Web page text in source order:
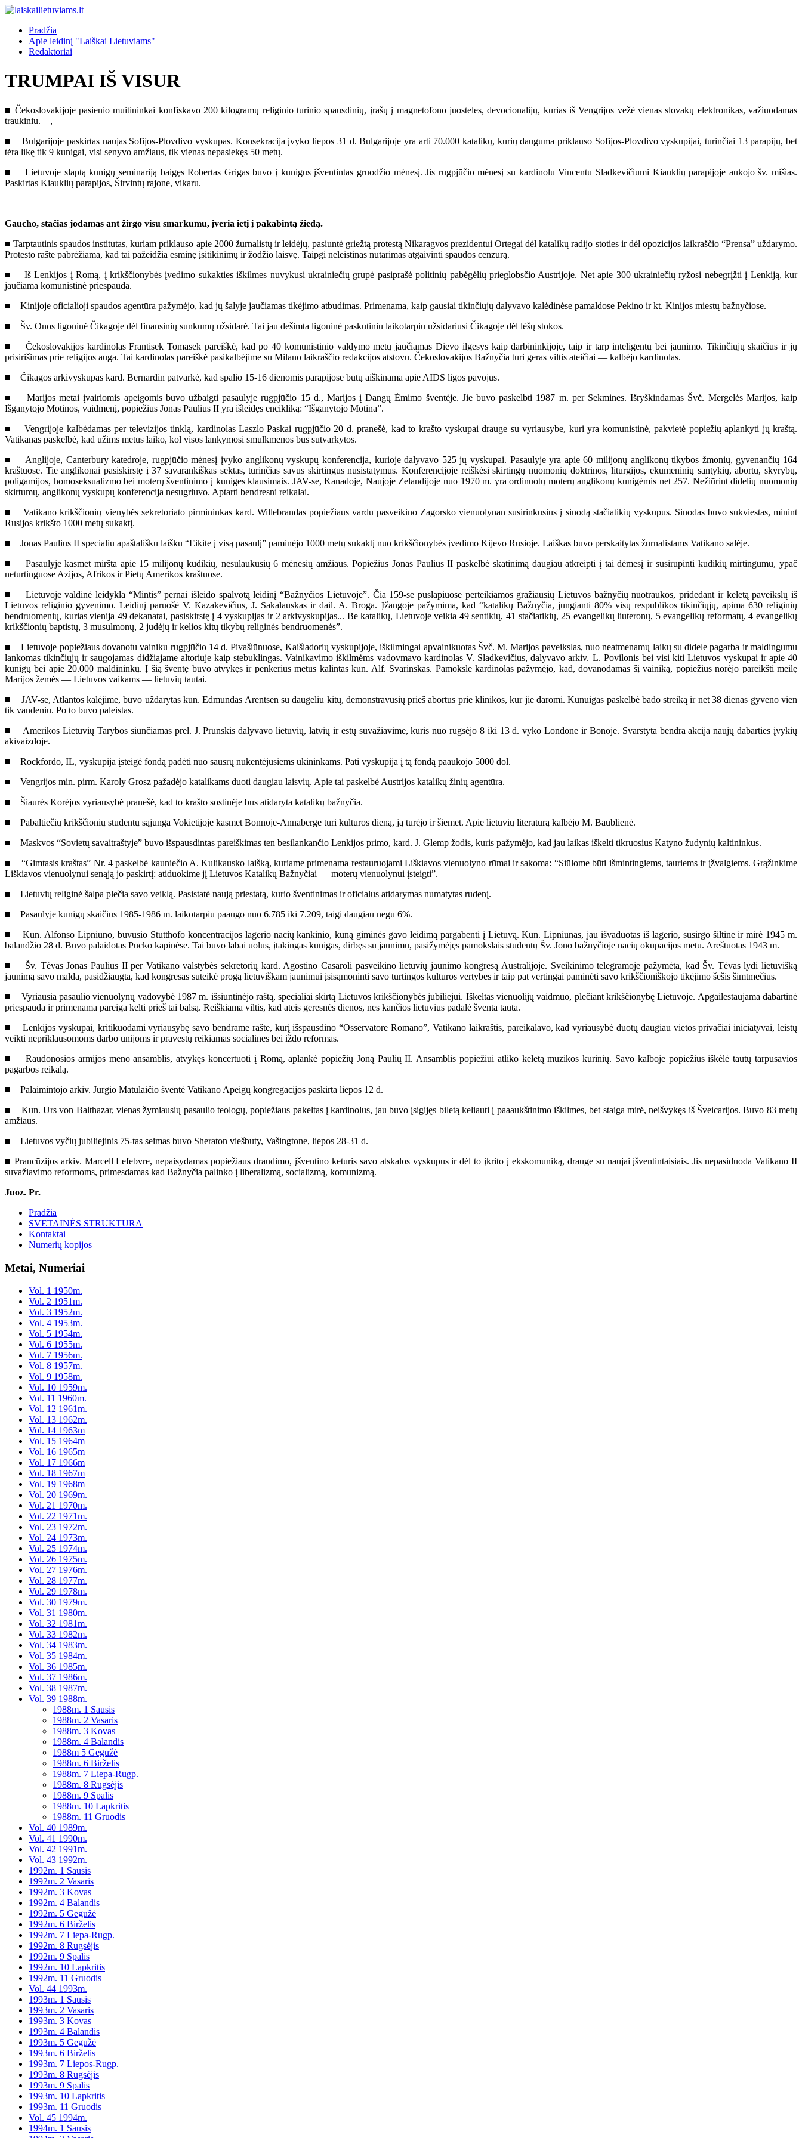
Pradžia
Apie leidinį "Laiškai Lietuviams"
Redaktoriai
TRUMPAI IŠ VISUR
■ Čekoslovakijoje pasienio muitininkai konfiskavo 200 kilogramų religinio turinio spausdinių, įrašų į magnetofono juosteles, devocionalijų, kurias iš Vengrijos vežė vienas slovakų elektronikas, važiuodamas
traukiniu. ,
■ Bulgarijoje paskirtas naujas Sofijos-Plovdivo vyskupas. Konsekracija įvyko liepos 31 d. Bulgarijoje yra arti 70.000 katalikų, kurių dauguma priklauso Sofijos-Plovdivo vyskupijai, turinčiai 13 parapijų, bet
tėra likę tik 9 kunigai, visi senyvo amžiaus, tik vienas nepasiekęs 50 metų.
■ Lietuvoje slaptą kunigų seminariją baigęs Robertas Grigas buvo į kunigus įšventintas gruodžio mėnesį. Jis rugpjūčio mėnesį su kardinolu Vincentu Sladkevičiumi Kiauklių parapijoje aukojo šv. mišias.
Paskirtas Kiauklių parapijos, Širvintų rajone, vikaru.
Gaucho, stačias jodamas ant žirgo visu smarkumu, įveria ietį į pakabintą žiedą.
■ Tarptautinis spaudos institutas, kuriam priklauso apie 2000 žurnalistų ir leidėjų, pasiuntė griežtą protestą Nikaragvos prezidentui Ortegai dėl katalikų radijo stoties ir dėl opozicijos laikraščio “Prensa” uždarymo.
Protesto rašte pabrėžiama, kad tai pažeidžia esminę įsitikinimų ir žodžio laisvę. Taipgi neleistinas nutarimas atgaivinti spaudos cenzūrą.
■ Iš Lenkijos į Romą, į krikščionybės įvedimo sukakties iškilmes nuvykusi ukrainiečių grupė pasiprašė politinių pabėgėlių prieglobsčio Austrijoje. Net apie 300 ukrainiečių ryžosi nebegrįžti į Lenkiją, kur
jaučiama komunistinė priespauda.
■ Kinijoje oficialioji spaudos agentūra pažymėjo, kad jų šalyje jaučiamas tikėjimo atbudimas. Primenama, kaip gausiai tikinčiųjų dalyvavo kalėdinėse pamaldose Pekino ir kt. Kinijos miestų bažnyčiose.
■ Šv. Onos ligoninė Čikagoje dėl finansinių sunkumų užsidarė. Tai jau dešimta ligoninė paskutiniu laikotarpiu užsidariusi Čikagoje dėl lėšų stokos.
■ Čekoslovakijos kardinolas Frantisek Tomasek pareiškė, kad po 40 komunistinio valdymo metų jaučiamas Dievo ilgesys kaip darbininkijoje, taip ir tarp inteligentų bei jaunimo. Tikinčiųjų skaičius ir jų
prisirišimas prie religijos auga. Tai kardinolas pareiškė pasikalbėjime su Milano laikraščio redakcijos atstovu. Čekoslovakijos Bažnyčia turi geras viltis ateičiai — kalbėjo kardinolas.
■ Čikagos arkivyskupas kard. Bernardin patvarkė, kad spalio 15-16 dienomis parapijose būtų aiškinama apie AIDS ligos pavojus.
■ Marijos metai įvairiomis apeigomis buvo užbaigti pasaulyje rugpjūčio 15 d., Marijos į Dangų Ėmimo šventėje. Jie buvo paskelbti 1987 m. per Sekmines. Išryškindamas Švč. Mergelės Marijos, kaip
Išganytojo Motinos, vaidmenį, popiežius Jonas Paulius II yra išleidęs encikliką: “Išganytojo Motina”.
■ Vengrijoje kalbėdamas per televizijos tinklą, kardinolas Laszlo Paskai rugpjūčio 20 d. pranešė, kad to krašto vyskupai drauge su vyriausybe, kuri yra komunistinė, pakvietė popiežių aplankyti jų kraštą.
Vatikanas paskelbė, kad užims metus laiko, kol visos lankymosi smulkmenos bus sutvarkytos.
■ Anglijoje, Canterbury katedroje, rugpjūčio mėnesį įvyko anglikonų vyskupų konferencija, kurioje dalyvavo 525 jų vyskupai. Pasaulyje yra apie 60 milijonų anglikonų tikybos žmonių, gyvenančių 164
kraštuose. Tie anglikonai pasiskirstę į 37 savarankiškas sektas, turinčias savus skirtingus nusistatymus. Konferencijoje reiškėsi skirtingų nuomonių doktrinos, liturgijos, ekumeninių santykių, abortų, skyrybų,
poligamijos, homoseksualizmo bei moterų šventinimo į kuniges klausimais. JAV-se, Kanadoje, Naujoje Zelandijoje nuo 1970 m. yra ordinuotų moterų anglikonų kunigėmis net 257. Nežiūrint didelių nuomonių
skirtumų, anglikonų vyskupų konferencija nesugriuvo. Aptarti bendresni reikalai.
■ Vatikano krikščionių vienybės sekretoriato pirmininkas kard. Willebrandas popiežiaus vardu pasveikino Zagorsko vienuolynan susirinkusius į sinodą stačiatikių vyskupus. Sinodas buvo sukviestas, minint
Rusijos krikšto 1000 metų sukaktį.
■ Jonas Paulius II specialiu apaštališku laišku “Eikite į visą pasaulį” paminėjo 1000 metų sukaktį nuo krikščionybės įvedimo Kijevo Rusioje. Laiškas buvo perskaitytas žurnalistams Vatikano salėje.
■ Pasaulyje kasmet miršta apie 15 milijonų kūdikių, nesulaukusių 6 mėnesių amžiaus. Popiežius Jonas Paulius II paskelbė skatinimą daugiau atkreipti į tai dėmesį ir susirūpinti kūdikių mirtingumu, ypač
neturtinguose Azijos, Afrikos ir Pietų Amerikos kraštuose.
■ Lietuvoje valdinė leidykla “Mintis” pernai išleido spalvotą leidinį “Bažnyčios Lietuvoje”. Čia 159-se puslapiuose perteikiamos gražiausių Lietuvos bažnyčių nuotraukos, pridedant ir keletą paveikslų iš
Lietuvos religinio gyvenimo. Leidinį paruošė V. Kazakevičius, J. Sakalauskas ir dail. A. Broga. Įžangoje pažymima, kad “katalikų Bažnyčia, jungianti 80% visų respublikos tikinčiųjų, apima 630 religinių
bendruomenių, kurias vienija 49 dekanatai, pasiskirstę į 4 vyskupijas ir 2 arkivyskupijas... Be katalikų, Lietuvoje veikia 49 sentikių, 41 stačiatikių, 25 evangelikų liuteronų, 5 evangelikų reformatų, 4 evangelikų
krikščionių baptistų, 3 musulmonų, 2 judėjų ir kelios kitų tikybų religinės bendruomenės”.
■ Lietuvoje popiežiaus dovanotu vainiku rugpjūčio 14 d. Pivašiūnuose, Kaišiadorių vyskupijoje, iškilmingai apvainikuotas Švč. M. Marijos paveikslas, nuo neatmenamų laikų su didele pagarba ir maldingumu
lankomas tikinčiųjų ir saugojamas didžiajame altoriuje kaip stebuklingas. Vainikavimo iškilmėms vadovmavo kardinolas V. Sladkevičius, dalyvavo arkiv. L. Povilonis bei visi kiti Lietuvos vyskupai ir apie 40
kunigų bei apie 20.000 maldininkų. Į šią šventę buvo atvykęs ir penkerius metus kalintas kun. Alf. Svarinskas. Pamoksle kardinolas pažymėjo, kad, dovanodamas šį vainiką, popiežius norėjo pareikšti meilę
Marijos žemės — Lietuvos vaikams — lietuvių tautai.
■ JAV-se, Atlantos kalėjime, buvo uždarytas kun. Edmundas Arentsen su daugeliu kitų, demonstravusių prieš abortus prie klinikos, kur jie daromi. Kunuigas paskelbė bado streiką ir net 38 dienas gyveno vien
tik vandeniu. Po to buvo paleistas.
■ Amerikos Lietuvių Tarybos siunčiamas prel. J. Prunskis dalyvavo lietuvių, latvių ir estų suvažiavime, kuris nuo rugsėjo 8 iki 13 d. vyko Londone ir Bonoje. Svarstyta bendra akcija naujų dabarties įvykių
akivaizdoje.
■ Rockfordo, IL, vyskupija įsteigė fondą padėti nuo sausrų nukentėjusiems ūkininkams. Pati vyskupija į tą fondą paaukojo 5000 dol.
■ Vengrijos min. pirm. Karoly Grosz pažadėjo katalikams duoti daugiau laisvių. Apie tai paskelbė Austrijos katalikų žinių agentūra.
■ Šiaurės Korėjos vyriausybė pranešė, kad to krašto sostinėje bus atidaryta katalikų bažnyčia.
■ Pabaltiečių krikščionių studentų sąjunga Vokietijoje kasmet Bonnoje-Annaberge turi kultūros dieną, ją turėjo ir šiemet. Apie lietuvių literatūrą kalbėjo M. Baublienė.
■ Maskvos “Sovietų savaitraštyje” buvo išspausdintas pareiškimas ten besilankančio Lenkijos primo, kard. J. Glemp žodis, kuris pažymėjo, kad jau laikas iškelti tikruosius Katyno žudynių kaltininkus.
■ “Gimtasis kraštas” Nr. 4 paskelbė kauniečio A. Kulikausko laišką, kuriame primenama restauruojami Liškiavos vienuolyno rūmai ir sakoma: “Siūlome būti išmintingiems, tauriems ir įžvalgiems. Grąžinkime
Liškiavos vienuolynui senąją jo paskirtį: atiduokime jį Lietuvos Katalikų Bažnyčiai — moterų vienuolynui įsteigti”.
■ Lietuvių religinė šalpa plečia savo veiklą. Pasistatė naują priestatą, kurio šventinimas ir oficialus atidarymas numatytas rudenį.
■ Pasaulyje kunigų skaičius 1985-1986 m. laikotarpiu paaugo nuo 6.785 iki 7.209, taigi daugiau negu 6%.
■ Kun. Alfonso Lipniūno, buvusio Stutthofo koncentracijos lagerio nacių kankinio, kūną giminės gavo leidimą pargabenti į Lietuvą. Kun. Lipniūnas, jau išvaduotas iš lagerio, susirgo šiltine ir mirė 1945 m.
balandžio 28 d. Buvo palaidotas Pucko kapinėse. Tai buvo labai uolus, įtakingas kunigas, dirbęs su jaunimu, pasižymėjęs pamokslais studentų Šv. Jono bažnyčioje nacių okupacijos metu. Areštuotas 1943 m.
■ Šv. Tėvas Jonas Paulius II per Vatikano valstybės sekretorių kard. Agostino Casaroli pasveikino lietuvių jaunimo kongresą Australijoje. Sveikinimo telegramoje pažymėta, kad Šv. Tėvas lydi lietuvišką
jaunimą savo malda, pasidžiaugta, kad kongresas suteikė progą lietuviškam jaunimui įsisąmoninti savo turtingos kultūros vertybes ir taip pat vertingai paminėti savo krikščioniškojo tikėjimo šešis šimtmečius.
■ Vyriausia pasaulio vienuolynų vadovybė 1987 m. išsiuntinėjo raštą, specialiai skirtą Lietuvos krikščionybės jubiliejui. Iškeltas vienuolijų vaidmuo, plečiant krikščionybę Lietuvoje. Apgailestaujama dabartinė
priespauda ir primenama pareiga kelti prieš tai balsą. Reiškiama viltis, kad ateis geresnės dienos, nes kančios lietuvius padalė šventa tauta.
■ Lenkijos vyskupai, kritikuodami vyriausybę savo bendrame rašte, kurį išspausdino “Osservatore Romano”, Vatikano laikraštis, pareikalavo, kad vyriausybė duotų daugiau vietos privačiai iniciatyvai, leistų
veikti nepriklausomoms darbo unijoms ir pravestų reikiamas socialines bei iždo reformas.
■ Raudonosios armijos meno ansamblis, atvykęs koncertuoti į Romą, aplankė popiežių Joną Paulių II. Ansamblis popiežiui atliko keletą muzikos kūrinių. Savo kalboje popiežius iškėlė tautų tarpusavios
pagarbos reikalą.
■ Palaimintojo arkiv. Jurgio Matulaičio šventė Vatikano Apeigų kongregacijos paskirta liepos 12 d.
■ Kun. Urs von Balthazar, vienas žymiausių pasaulio teologų, popiežiaus pakeltas į kardinolus, jau buvo įsigijęs biletą keliauti į paaaukštinimo iškilmes, bet staiga mirė, neišvykęs iš Šveicarijos. Buvo 83 metų
amžiaus.
■ Lietuvos vyčių jubiliejinis 75-tas seimas buvo Sheraton viešbuty, Vašingtone, liepos 28-31 d.
■ Prancūzijos arkiv. Marcell Lefebvre, nepaisydamas popiežiaus draudimo, įšventino keturis savo atskalos vyskupus ir dėl to įkrito į ekskomuniką, drauge su naujai įšventintaisiais. Jis nepasiduoda Vatikano II
suvažiavimo reformoms, primesdamas kad Bažnyčia palinko į liberalizmą, socializmą, komunizmą.
Juoz. Pr.
Pradžia
SVETAINĖS STRUKTŪRA
Kontaktai
Numerių kopijos
Metai, Numeriai
Vol. 1 1950m.
Vol. 2 1951m.
Vol. 3 1952m.
Vol. 4 1953m.
Vol. 5 1954m.
Vol. 6 1955m.
Vol. 7 1956m.
Vol. 8 1957m.
Vol. 9 1958m.
Vol. 10 1959m.
Vol. 11 1960m.
Vol. 12 1961m.
Vol. 13 1962m.
Vol. 14 1963m
Vol. 15 1964m
Vol. 16 1965m
Vol. 17 1966m
Vol. 18 1967m
Vol. 19 1968m
Vol. 20 1969m.
Vol. 21 1970m.
Vol. 22 1971m.
Vol. 23 1972m.
Vol. 24 1973m.
Vol. 25 1974m.
Vol. 26 1975m.
Vol. 27 1976m.
Vol. 28 1977m.
Vol. 29 1978m.
Vol. 30 1979m.
Vol. 31 1980m.
Vol. 32 1981m.
Vol. 33 1982m.
Vol. 34 1983m.
Vol. 35 1984m.
Vol. 36 1985m.
Vol. 37 1986m.
Vol. 38 1987m.
Vol. 39 1988m.
1988m. 1 Sausis
1988m. 2 Vasaris
1988m. 3 Kovas
1988m. 4 Balandis
1988m 5 Gegužė
1988m. 6 Birželis
1988m. 7 Liepa-Rugp.
1988m. 8 Rugsėjis
1988m. 9 Spalis
1988m. 10 Lapkritis
1988m. 11 Gruodis
Vol. 40 1989m.
Vol. 41 1990m.
Vol. 42 1991m.
Vol. 43 1992m.
1992m. 1 Sausis
1992m. 2 Vasaris
1992m. 3 Kovas
1992m. 4 Balandis
1992m. 5 Gegužė
1992m. 6 Birželis
1992m. 7 Liepa-Rugp.
1992m. 8 Rugsėjis
1992m. 9 Spalis
1992m. 10 Lapkritis
1992m. 11 Gruodis
Vol. 44 1993m.
1993m. 1 Sausis
1993m. 2 Vasaris
1993m. 3 Kovas
1993m. 4 Balandis
1993m. 5 Gegužė
1993m. 6 Birželis
1993m. 7 Liepos-Rugp.
1993m. 8 Rugsėjis
1993m. 9 Spalis
1993m. 10 Lapkritis
1993m. 11 Gruodis
Vol. 45 1994m.
1994m. 1 Sausis